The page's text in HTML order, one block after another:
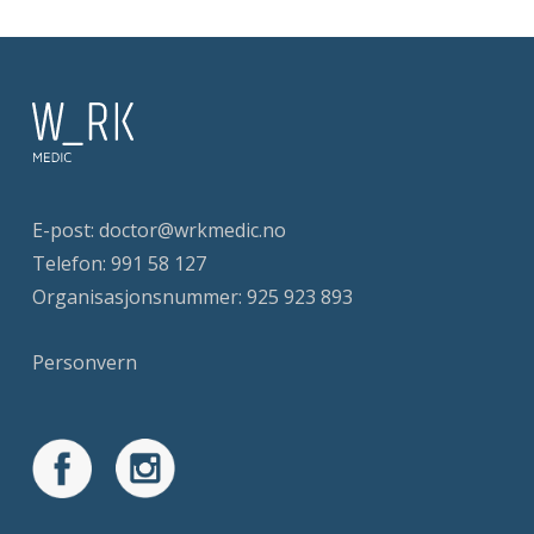
E-post: doctor@wrkmedic.no
Telefon: 991 58 127
Organisasjonsnummer: 925 923 893
Personvern